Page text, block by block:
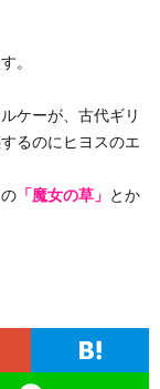
。
ケーが、古代ギリ
るのにヒヨスのエ
「魔女の草」 とか